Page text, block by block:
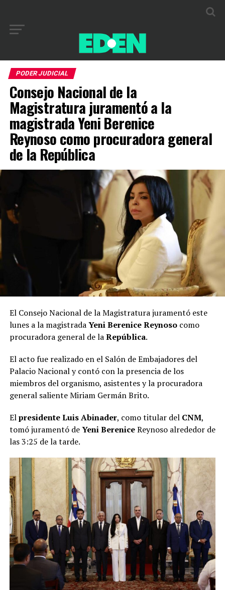
PODER JUDICIAL
Consejo Nacional de la
Magistratura juramentó a la
magistrada Yeni Berenice
Reynoso como procuradora general
de la República
El Consejo Nacional de la Magistratura juramentó este
lunes a la magistradaYeni Berenice Reynosocomo
procuradora general de laRepública.
El acto fue realizado en el Salón de Embajadores del
Palacio Nacional y contó con la presencia de los
miembros del organismo, asistentes y la procuradora
general saliente Miriam Germán Brito.
Elpresidente Luis Abinader, como titular delCNM,
tomó juramentó deYeni BereniceReynoso alrededor de
las 3:25 de la tarde.